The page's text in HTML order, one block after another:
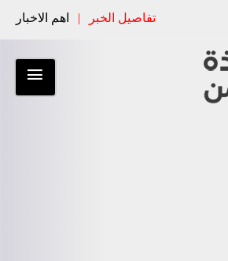
تفاصيل الخبر | اهم الاخبار